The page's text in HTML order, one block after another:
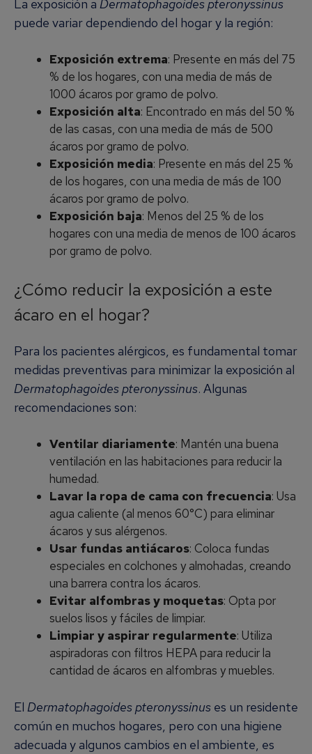
La exposición a Dermatophagoides pteronyssinus
puede variar dependiendo del hogar y la región:
Exposición extrema: Presente en más del 75
% de los hogares, con una media de más de
1000 ácaros por gramo de polvo.
Exposición alta: Encontrado en más del 50 %
de las casas, con una media de más de 500
ácaros por gramo de polvo.
Exposición media: Presente en más del 25 %
de los hogares, con una media de más de 100
ácaros por gramo de polvo.
Exposición baja: Menos del 25 % de los
hogares con una media de menos de 100 ácaros
por gramo de polvo.
¿Cómo reducir la exposición a este
ácaro en el hogar?
Para los pacientes alérgicos, es fundamental tomar
medidas preventivas para minimizar la exposición al
Dermatophagoides pteronyssinus. Algunas
recomendaciones son:
Ventilar diariamente: Mantén una buena
ventilación en las habitaciones para reducir la
humedad.
Lavar la ropa de cama con frecuencia: Usa
agua caliente (al menos 60°C) para eliminar
ácaros y sus alérgenos.
Usar fundas antiácaros: Coloca fundas
especiales en colchones y almohadas, creando
una barrera contra los ácaros.
Evitar alfombras y moquetas: Opta por
suelos lisos y fáciles de limpiar.
Limpiar y aspirar regularmente: Utiliza
aspiradoras con filtros HEPA para reducir la
cantidad de ácaros en alfombras y muebles.
El Dermatophagoides pteronyssinus es un residente
común en muchos hogares, pero con una higiene
adecuada y algunos cambios en el ambiente, es